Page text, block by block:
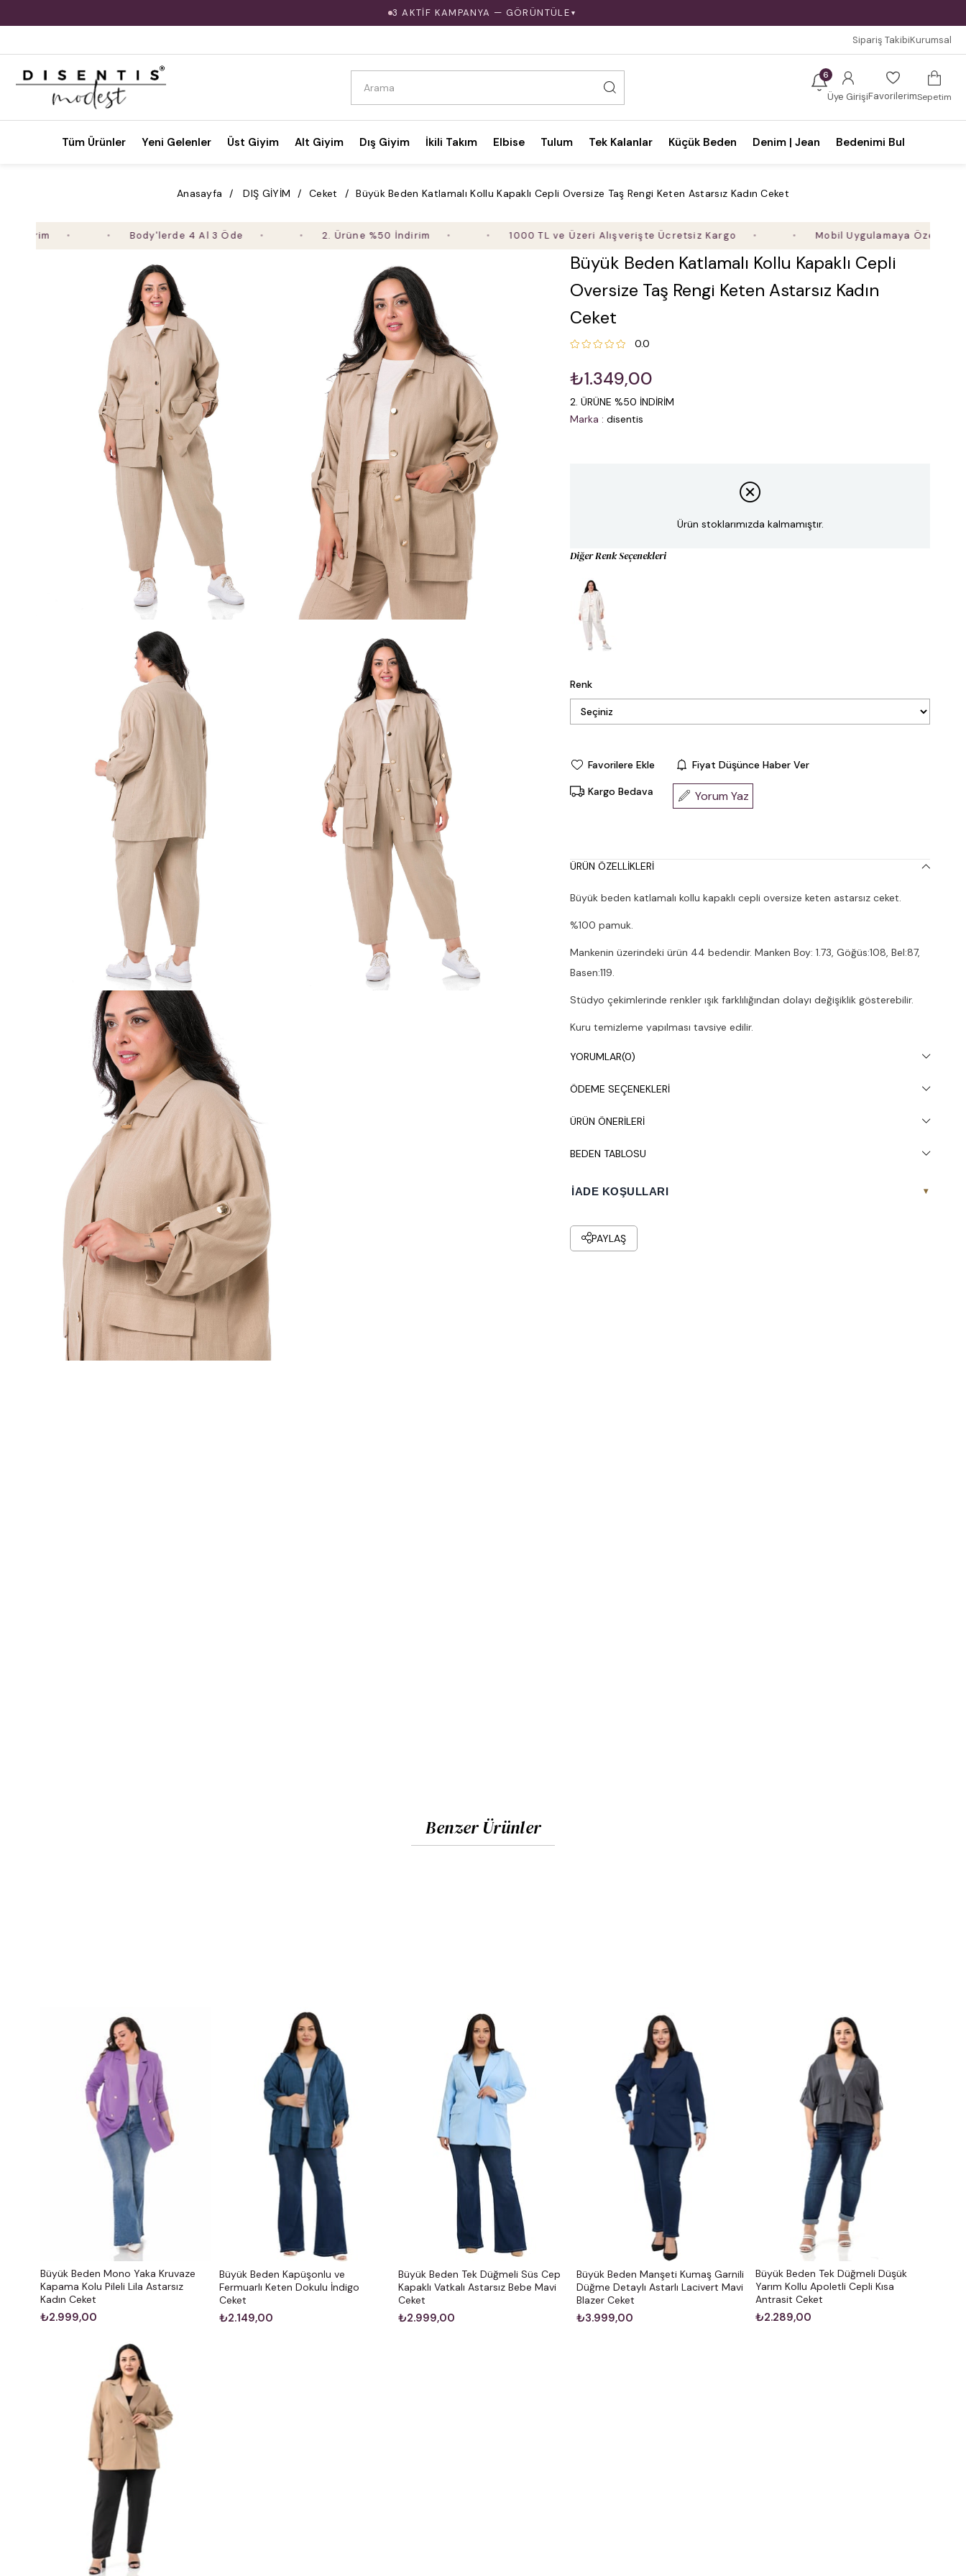
3 AKTİF KAMPANYA — GÖRÜNTÜLE ▼
Sipariş TakibiKurumsal
6
Üye GirişiFavorilerimSepetim
Tüm Ürünler Yeni Gelenler Üst Giyim Alt Giyim Dış Giyim İkili Takım Elbise Tulum Tek Kalanlar Küçük Beden Denim | Jean Bedenimi Bul
Anasayfa DIŞ GİYİM Ceket Büyük Beden Katlamalı Kollu Kapaklı Cepli Oversize Taş Rengi Keten Astarsız Kadın Ceket
Body'lerde 4 Al 3 Öde 2. Ürüne %50 İndirim 1000 TL ve Üzeri Alışverişte Ücretsiz Kargo Mobil Uygulamaya Özel Ek %5
Büyük Beden Katlamalı Kollu Kapaklı Cepli
Oversize Taş Rengi Keten Astarsız Kadın
Ceket
0.0
₺1.349,00
2. ÜRÜNE %50 İNDİRİM
Marka : disentis
Ürün stoklarımızda kalmamıştır.
Diğer Renk Seçenekleri
Renk
Favorilere Ekle Fiyat Düşünce Haber Ver
Kargo Bedava Yorum Yaz
ÜRÜN ÖZELLIKLERI
Büyük beden katlamalı kollu kapaklı cepli oversize keten astarsız ceket.
%100 pamuk.
Mankenin üzerindeki ürün 44 bedendir. Manken Boy: 1.73, Göğüs:108, Bel:87,
Basen:119.
Stüdyo çekimlerinde renkler ışık farklılığından dolayı değişiklik gösterebilir.
Kuru temizleme yapılması tavsiye edilir.
YORUMLAR(0)
ÖDEME SEÇENEKLERI
ÜRÜN ÖNERILERI
BEDEN TABLOSU
İADE KOŞULLARI ▾
PAYLAŞ
Benzer Ürünler
Büyük Beden Mono Yaka Kruvaze
Kapama Kolu Pileli Lila Astarsız
Kadın Ceket
₺2.999,00
Büyük Beden Kapüşonlu ve
Fermuarlı Keten Dokulu İndigo
Ceket
₺2.149,00
Büyük Beden Tek Düğmeli Süs Cep
Kapaklı Vatkalı Astarsız Bebe Mavi
Ceket
₺2.999,00
Büyük Beden Manşeti Kumaş Garnili
Düğme Detaylı Astarlı Lacivert Mavi
Blazer Ceket
₺3.999,00
Büyük Beden Tek Düğmeli Düşük
Yarım Kollu Apoletli Cepli Kısa
Antrasit Ceket
₺2.289,00